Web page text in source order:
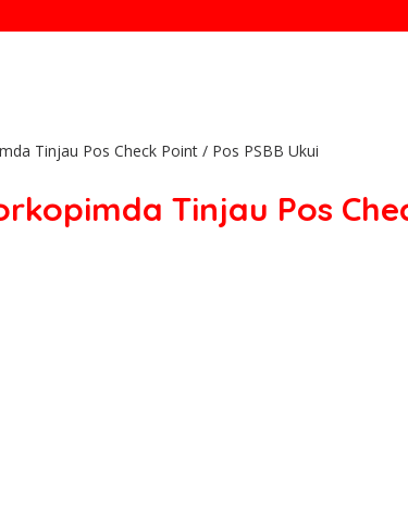
Tinjau Pos Check Point / Pos PSBB Ukui
Tinjau Pos